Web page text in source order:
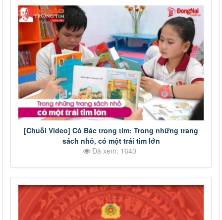
[Chuỗi Video] Có Bác trong tim: Trong những trang
sách nhỏ, có một trái tim lớn
Đã xem: 1640